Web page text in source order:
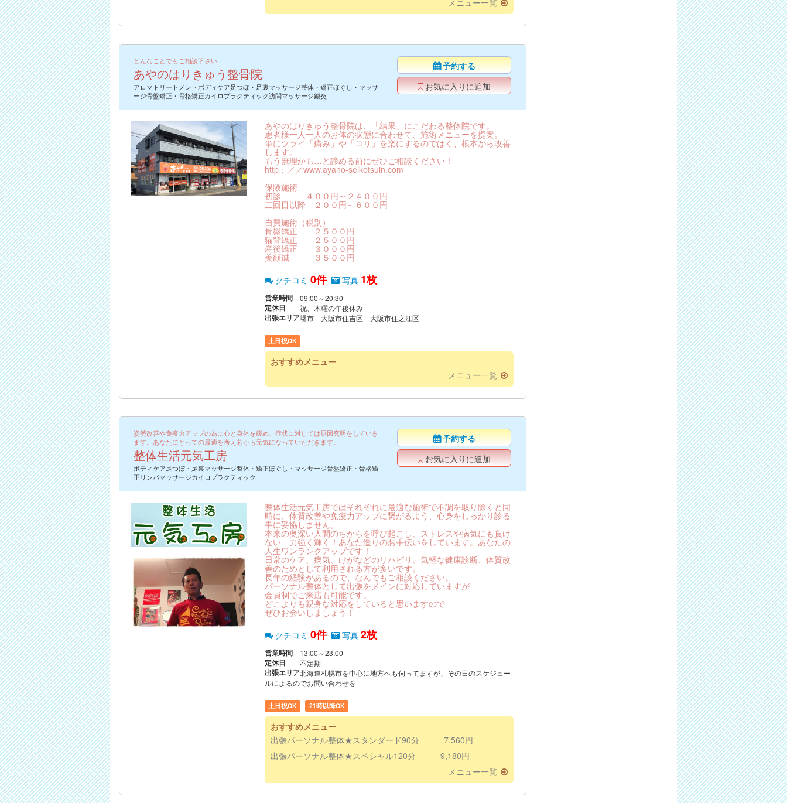
メニュー一覧
どんなことでもご相談下さい
あやのはりきゅう整骨院
アロマトリートメントボディケア足つぼ・足裏マッサージ整体・矯正ほぐし・マッサ
ージ骨盤矯正・骨格矯正カイロプラクティック訪問マッサージ鍼灸
予約する
お気に入りに追加
あやのはりきゅう整骨院は、「結果」にこだわる整体院です。
患者様一人一人のお体の状態に合わせて、施術メニューを提案。
単にツライ「痛み」や「コリ」を楽にするのではく、根本から改善
します。
もう無理かも…と諦める前にぜひご相談ください！
http：／／www.ayano-seikotsuin.com
保険施術
初診 ４００円～２４００円
二回目以降 ２００円～６００円
自費施術（税別）
骨盤矯正 ２５００円
猫背矯正 ２５００円
産後矯正 ３０００円
美顔鍼 ３５００円
クチコミ 0件 写真 1枚
営業時間 09:00～20:30
定休日 祝、木曜の午後休み
出張エリア堺市 大阪市住吉区 大阪市住之江区
土日祝OK
おすすめメニュー
メニュー一覧
姿勢改善や免疫力アップの為に心と身体を緩め、症状に対しては原因究明をしていき
ます。あなたにとっての最適を考え芯から元気になっていただきます。
整体生活元気工房
ボディケア足つぼ・足裏マッサージ整体・矯正ほぐし・マッサージ骨盤矯正・骨格矯
正リンパマッサージカイロプラクティック
予約する
お気に入りに追加
整体生活元気工房ではそれぞれに最適な施術で不調を取り除くと同
時に、体質改善や免疫力アップに繋がるよう、心身をしっかり診る
事に妥協しません。
本来の奥深い人間のちからを呼び起こし、ストレスや病気にも負け
ない 力強く輝く！あなた造りのお手伝いをしています。あなたの
人生ワンランクアップです！
日常のケア、病気、けがなどのリハビリ、気軽な健康診断、体質改
善のためとして利用される方が多いです。
長年の経験があるので、なんでもご相談ください。
パーソナル整体として出張をメインに対応していますが
会員制でご来店も可能です。
どこよりも親身な対応をしていると思いますので
ぜひお会いしましょう！
クチコミ 0件 写真 2枚
営業時間 13:00～23:00
定休日 不定期
出張エリア北海道札幌市を中心に地方へも伺ってますが、その日のスケジュー
ルによるのでお問い合わせを
土日祝OK 21時以降OK
おすすめメニュー
出張パーソナル整体★スタンダード90分 7,560円
出張パーソナル整体★スペシャル120分 9,180円
メニュー一覧